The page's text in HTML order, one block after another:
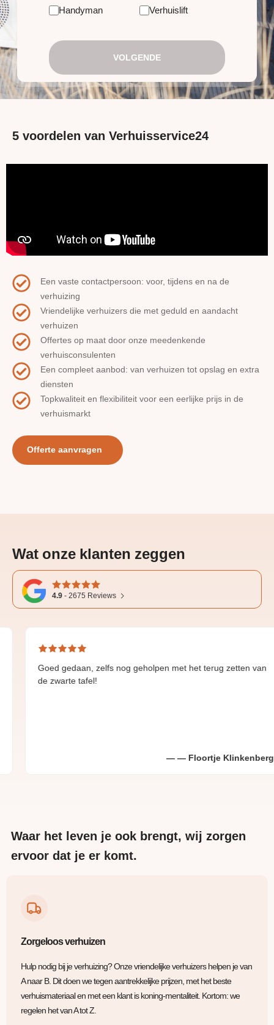
Handyman
Verhuislift
VOLGENDE
5 voordelen van Verhuisservice24
Een vaste contactpersoon: voor, tijdens en na de
verhuizing
Vriendelijke verhuizers die met geduld en aandacht
verhuizen
Offertes op maat door onze meedenkende
verhuisconsulenten
Een compleet aanbod: van verhuizen tot opslag en extra
diensten
Topkwaliteit en flexibiliteit voor een eerlijke prijs in de
verhuismarkt
Offerte aanvragen
Wat onze klanten zeggen
4.9 - 2675 Reviews
gedaan, zelfs nog geholpen met het terug zetten van
tafel!
Floortje Klinkenberg
Waar het leven je ook brengt, wij zorgen
ervoor dat je er komt.
Zorgeloos verhuizen
Hulp nodig bij je verhuizing? Onze vriendelijke verhuizers helpen je van
A naar B. Dit doen we tegen aantrekkelijke prijzen, met het beste
verhuismateriaal en met een klant is koning-mentaliteit. Kortom: we
regelen het van A tot Z.